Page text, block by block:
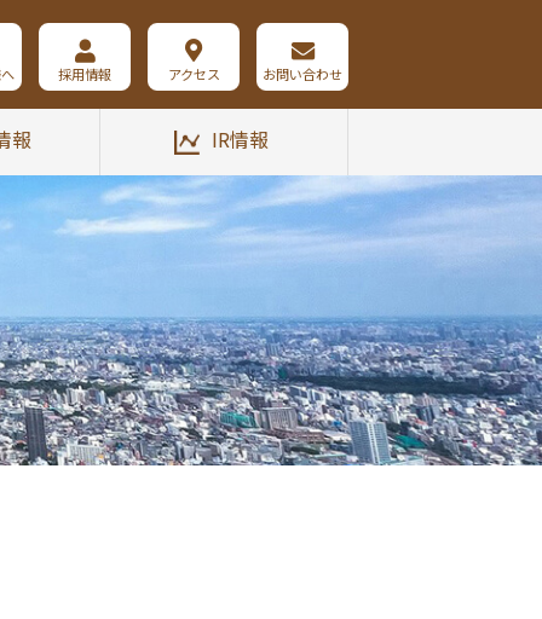
採用情報 アクセス お問い合わせ
報 IR情報